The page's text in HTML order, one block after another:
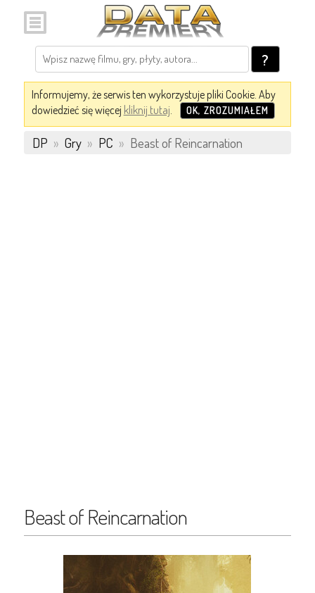
?
Informujemy, że serwis ten wykorzystuje pliki Cookie. Aby
dowiedzieć się więcej kliknij tutaj. OK, ZROZUMIAŁEM
DP » Gry » PC » Beast of Reincarnation
Beast of Reincarnation